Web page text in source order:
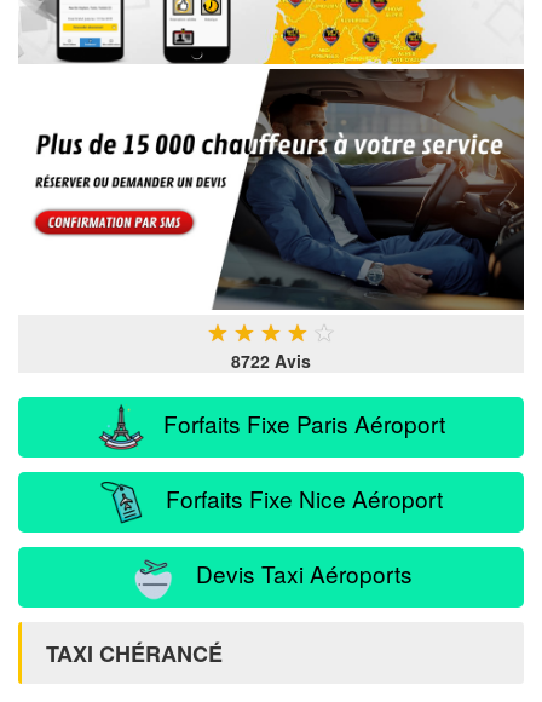
★ ★ ★ ★ ★
8722 Avis
Forfaits Fixe Paris Aéroport
Forfaits Fixe Nice Aéroport
Devis Taxi Aéroports
TAXI CHÉRANCÉ